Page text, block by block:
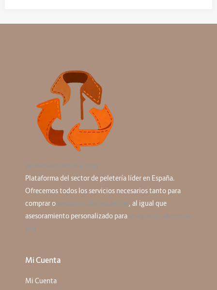
Plataforma del sector de peletería líder en España.
Ofrecemos todos los servicios necesarios tanto para
comprar o
, al igual que
asesoramiento personalizado para
Mi Cuenta
Mi Cuenta